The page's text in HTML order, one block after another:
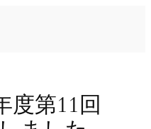
度第11回